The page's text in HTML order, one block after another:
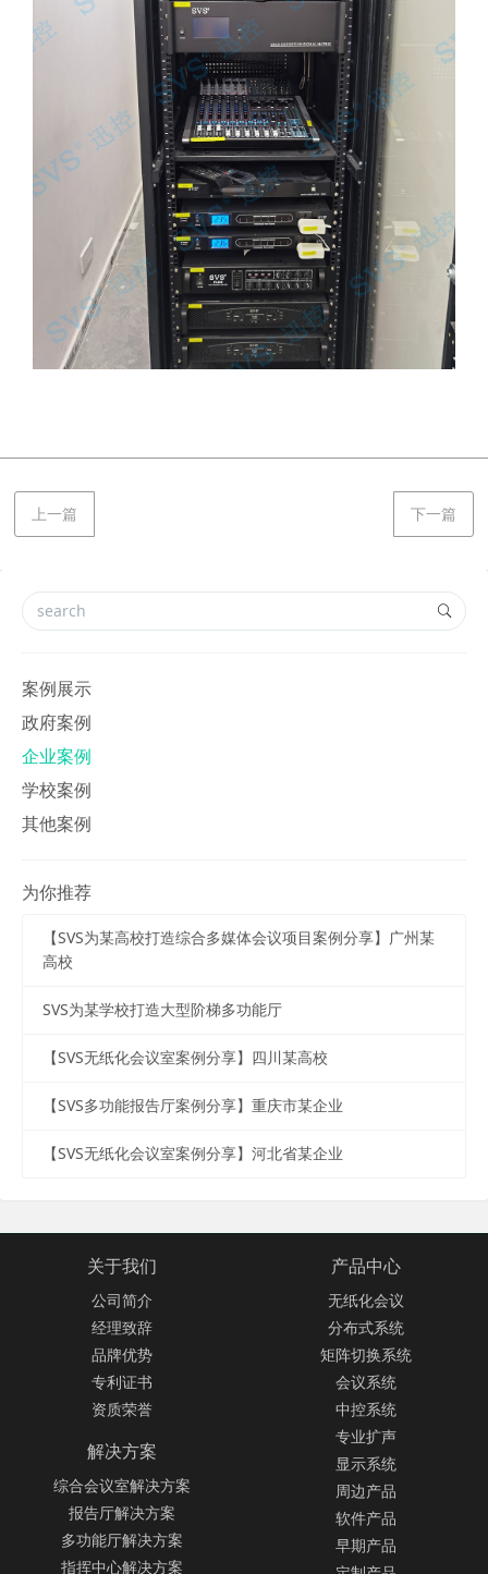
上一篇 下一篇
案例展示
政府案例
企业案例
学校案例
其他案例
为你推荐
【SVS为某高校打造综合多媒体会议项目案例分享】广州某
高校
SVS为某学校打造大型阶梯多功能厅
【SVS无纸化会议室案例分享】四川某高校
【SVS多功能报告厅案例分享】重庆市某企业
【SVS无纸化会议室案例分享】河北省某企业
关于我们
公司简介
经理致辞
品牌优势
专利证书
资质荣誉
产品中心
无纸化会议
分布式系统
矩阵切换系统
会议系统
中控系统
专业扩声
显示系统
周边产品
软件产品
早期产品
解决方案
综合会议室解决方案
报告厅解决方案
多功能厅解决方案
指挥中心解决方案